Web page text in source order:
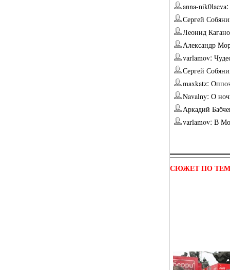
anna-nik0laeva:
Сергей
Леонид
Александр
varlamov:
Сергей
maxkatz:
Navalny: О
Аркадий
varlamov: В
СЮЖЕТ ПО